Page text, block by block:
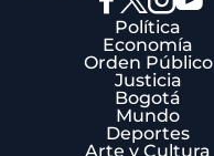
Política
Economía
Orden Público
Justicia
Bogotá
Mundo
Deportes
Arte y Cultura